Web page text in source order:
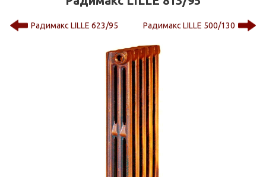
Радимакс LILLE 623/95 Радимакс LILLE 500/130